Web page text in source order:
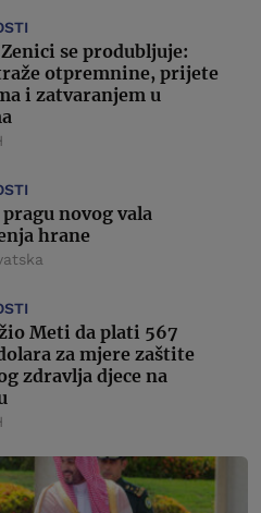
se produbljuje:
otpremnine, prijete
i zatvaranjem u
novog vala
hrane
Meti da plati 567
za mjere zaštite
zdravlja djece na